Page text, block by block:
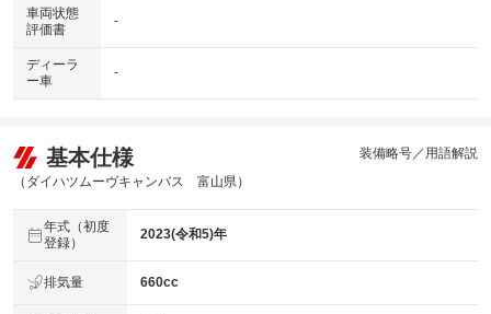
車両状態
評価書
-
ディーラ
ー車
-
基本仕様
（ダイハツムーヴキャンバス 富山県）
装備略号／用語解説
年式（初度
登録）
2023(令和5)年
排気量 660cc